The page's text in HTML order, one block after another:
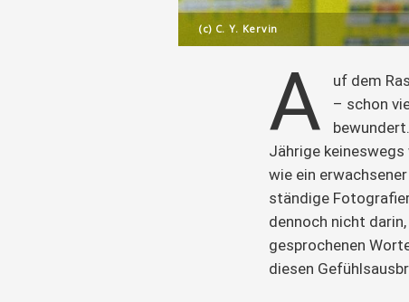
(c) C. Y. Kervin
A
uf dem
– schon
Jährige
wie ein
ständige
dennoch nicht
gesprochenen
diesen